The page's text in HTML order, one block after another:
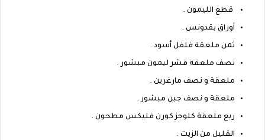
قطع الليمون .
أوراق بقدونس .
ثمن ملعقة فلفل أسود .
نصف ملعقة قشر ليمون مبشور .
ملعقة و نصف مارغرين .
ملعقة و نصف جبن مبشور .
ربع ملعقة كلوجز كورن فليكس مطحون .
القليل من الزيت .